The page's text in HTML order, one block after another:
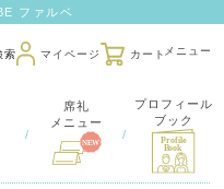
ファルベ
索 マイページ カート
/
席礼
メニュー
/
プロフィール
ブック